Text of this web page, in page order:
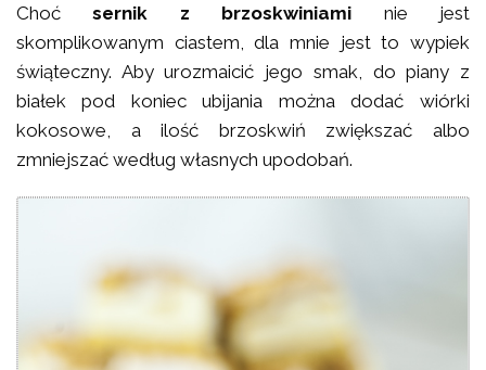
Choćsernik z brzoskwiniami nie jest
skomplikowanym ciastem, dla mnie jest to wypiek
świąteczny. Aby urozmaicić jego smak, do piany z
białek pod koniec ubijania można dodać wiórki
kokosowe, a ilość brzoskwiń zwiększać albo
zmniejszać według własnych upodobań.